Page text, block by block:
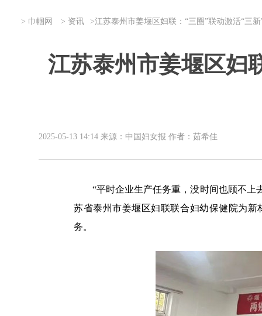
> 巾帼网 > 资讯 >江苏泰州市姜堰区妇联：“三圈”联动激活“三
江苏泰州市姜堰区妇
2025-05-13 14:14 来源：中国妇女报 作者：茹希佳
“平时企业生产任务重，没时间也顾不上
苏省泰州市姜堰区妇联联合妇幼保健院为新
务。